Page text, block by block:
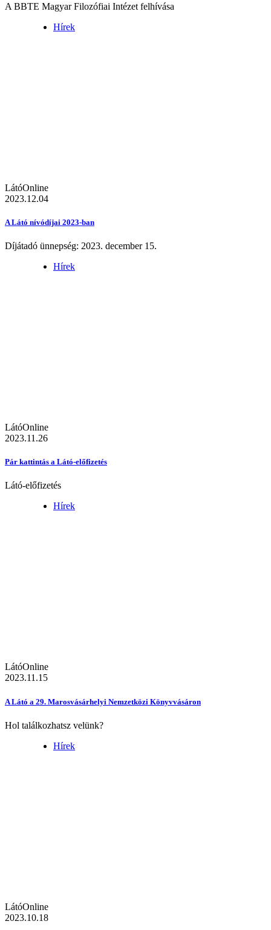
A BBTE Magyar Filozófiai Intézet felhívása
Hírek
LátóOnline
2023.12.04
A Látó nívódíjai 2023-ban
Díjátadó ünnepség: 2023. december 15.
Hírek
LátóOnline
2023.11.26
Pár kattintás a Látó-előfizetés
Látó-előfizetés
Hírek
LátóOnline
2023.11.15
A Látó a 29. Marosvásárhelyi Nemzetközi Könyvvásáron
Hol találkozhatsz velünk?
Hírek
LátóOnline
2023.10.18